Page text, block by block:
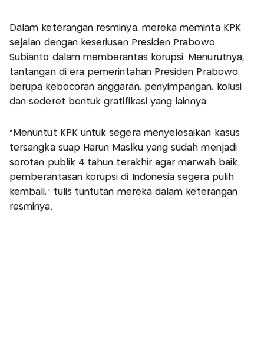
Dalam keterangan resminya, mereka meminta KPK
sejalan dengan keseriusan Presiden Prabowo
Subianto dalam memberantas korupsi. Menurutnya,
tantangan di era pemerintahan Presiden Prabowo
berupa kebocoran anggaran, penyimpangan, kolusi
dan sederet bentuk gratifikasi yang lainnya.
"Menuntut KPK untuk segera menyelesaikan kasus
tersangka suap Harun Masiku yang sudah menjadi
sorotan publik 4 tahun terakhir agar marwah baik
pemberantasan korupsi di Indonesia segera pulih
kembali," tulis tuntutan mereka dalam keterangan
resminya.